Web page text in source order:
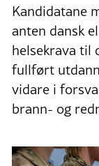
Kandidatane
anten dansk
helsekrava til
fullført
vidare i
brann- og